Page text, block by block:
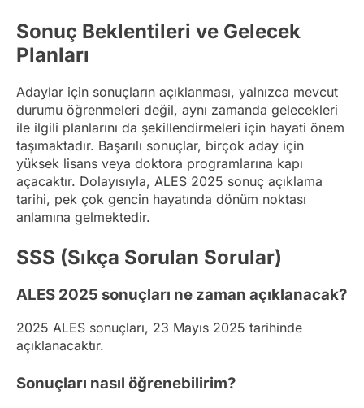
Sonuç Beklentileri ve Gelecek
Planları
Adaylar için sonuçların açıklanması, yalnızca mevcut
durumu öğrenmeleri değil, aynı zamanda gelecekleri
ile ilgili planlarını da şekillendirmeleri için hayati önem
taşımaktadır. Başarılı sonuçlar, birçok aday için
yüksek lisans veya doktora programlarına kapı
açacaktır. Dolayısıyla, ALES 2025 sonuç açıklama
tarihi, pek çok gencin hayatında dönüm noktası
anlamına gelmektedir.
SSS (Sıkça Sorulan Sorular)
ALES 2025 sonuçları ne zaman açıklanacak?
2025 ALES sonuçları, 23 Mayıs 2025 tarihinde
açıklanacaktır.
Sonuçları nasıl öğrenebilirim?